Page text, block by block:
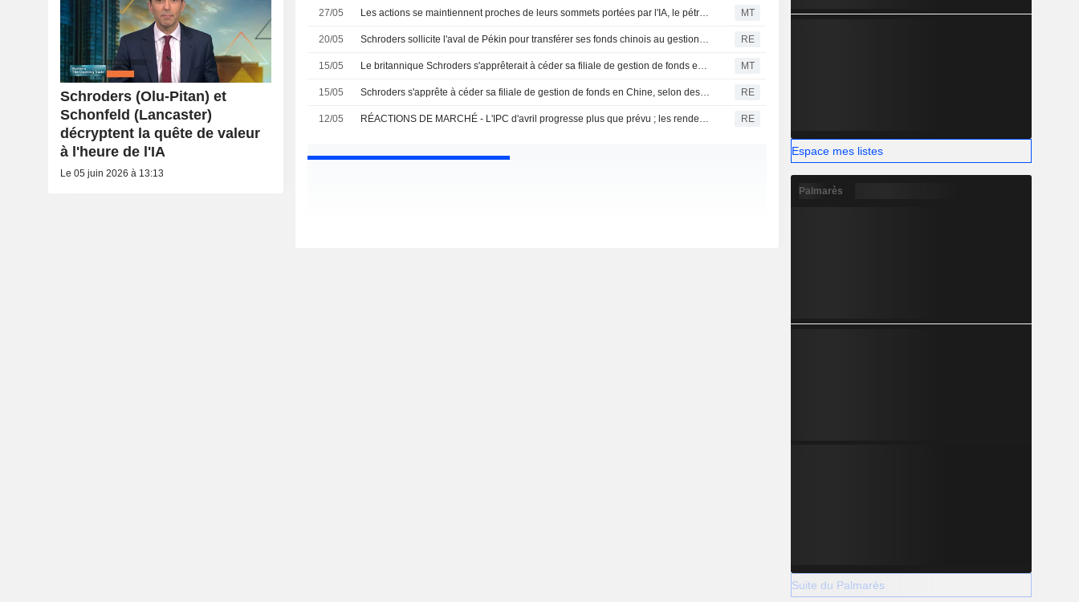
27/05 Les actions se maintiennent proches de leurs sommets portées par l'IA, le pétrole reflue MT
20/05 Schroders sollicite l'aval de Pékin pour transférer ses fonds chinois au gestionnaire d'actifs américain Neuberger RE
15/05 Le britannique Schroders s'apprêterait à céder sa filiale de gestion de fonds en Chine MT
15/05 Schroders s'apprête à céder sa filiale de gestion de fonds en Chine, selon des sources RE
12/05 RÉACTIONS DE MARCHÉ - L'IPC d'avril progresse plus que prévu ; les rendements obligataires grimpent RE
Schroders (Olu-Pitan) et
Schonfeld (Lancaster)
décryptent la quête de valeur
à l'heure de l'IA
Le 05 juin 2026 à 13:13
Espace mes listes
Palmarès
Suite du Palmarès